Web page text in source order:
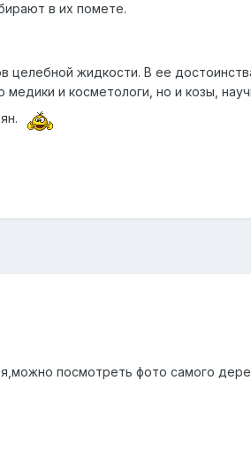
в их помете.
целебной жидкости. В ее
и косметологи, но и козы,
посмотреть фото самого